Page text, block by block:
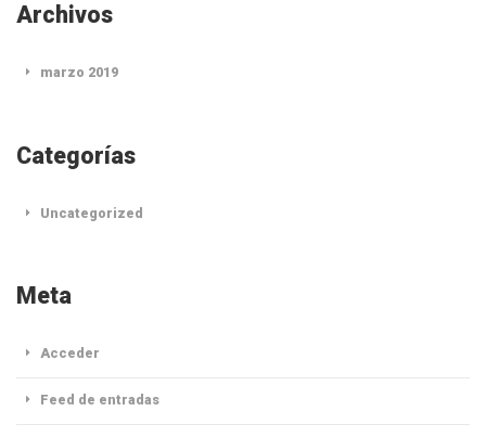
Archivos
marzo 2019
Categorías
Uncategorized
Meta
Acceder
Feed de entradas